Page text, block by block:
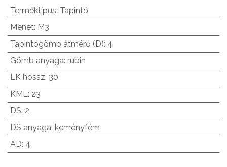
Terméktípus: Tapintó
Menet: M3
Tapintógömb átmérő (D): 4
Gömb anyaga: rubin
LK hossz: 30
KML: 23
DS: 2
DS anyaga: keményfém
AD: 4